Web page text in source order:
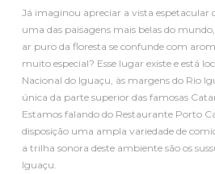
Já imaginou apreciar a vista espetacular
uma das paisagens mais belas do
ar puro da floresta se confunde com
muito especial? Esse lugar existe e está
Nacional do Iguaçu, às margens do Rio
única da parte superior das famosas
Estamos falando do Restaurante Porto
disposição uma ampla variedade de
a trilha sonora deste ambiente são os
Iguaçu.